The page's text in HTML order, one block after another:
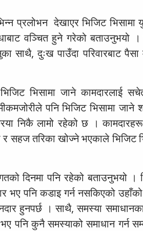
प्रलोभन देखाएर भिजिट भिसामा
वञ्चित हुने गरेको बताउनुभयो
साथै, दुःख पाउँदा परिवारबाट पैसा
भिसामा जाने कामदारलाई
पनि भिजिट भिसामा जाने
निकै लामो रहेको छ ।
र सहज तरिका खोज्ने भएकाले भिजिट
दिनमा पनि रहेको बताउनुभयो ।
भए पनि कडाइ गर्न नसकिएको
हुनपर्छ । साथै, समस्या
पनि कुनै समस्याको समाधान गर्न